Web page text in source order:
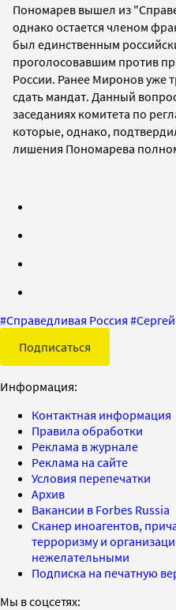
Пономарев вышел из
однако остается членом
был единственным
проголосовавшим против
России. Ранее Миронов уже
сдать мандат. Данный
заседаниях комитета по
которые, однако,
лишения Пономарева
#Справедливая Россия #
Подписаться
Информация:
Контактная информация
Правила обработки
Реклама в журнале
Реклама на сайте
Условия перепечатки
Архив
Вакансии в Forbes Russia
Сканер иноагентов,
терроризму и
нежелательными
Подписка на печатную
Мы в соцсетях: